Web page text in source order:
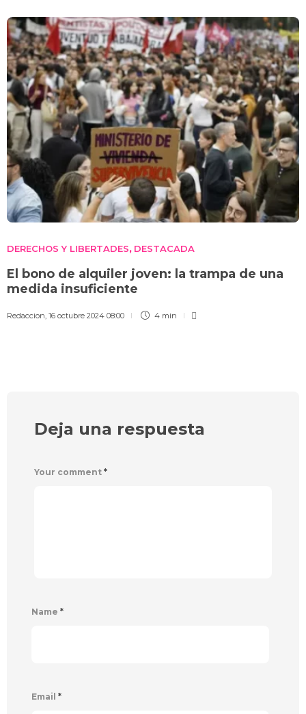
DERECHOS Y LIBERTADES, DESTACADA
El bono de alquiler joven: la trampa de una
medida insuficiente
Redaccion 16 octubre 2024 08:00 4 min
Deja una respuesta
Your comment *
Name *
Email *